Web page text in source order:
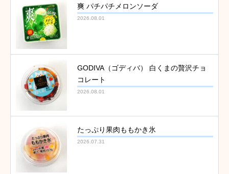
爽 パチパチメロンソーダ
2026.08.01
GODIVA（ゴディバ） 白くまの贅沢チョ
コレート
2026.08.01
たっぷり果肉ももかき氷
2026.07.31